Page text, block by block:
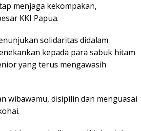
menjaga kekompakan,
KKI Papua.
solidaritas didalam
kepada para sabuk hitam
yang terus mengawasih
wibawamu, disipilin dan menguasai